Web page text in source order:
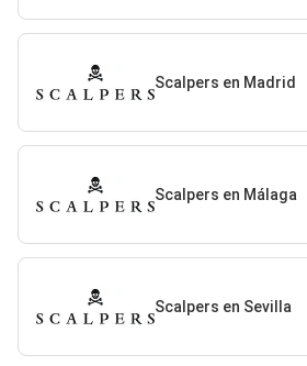
Scalpers en Madrid
Scalpers en Málaga
Scalpers en Sevilla